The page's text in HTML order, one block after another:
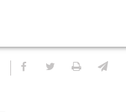
Partager sur
Partager